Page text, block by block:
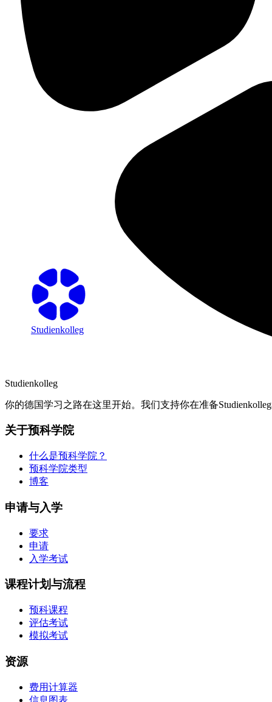
Studienkolleg
Studienkolleg
你的德国学习之路在这里开始。我们支持你在准备
关于预科学院
什么是预科学院？
预科学院类型
博客
申请与入学
要求
申请
入学考试
课程计划与流程
预科课程
评估考试
模拟考试
资源
费用计算器
信息图表